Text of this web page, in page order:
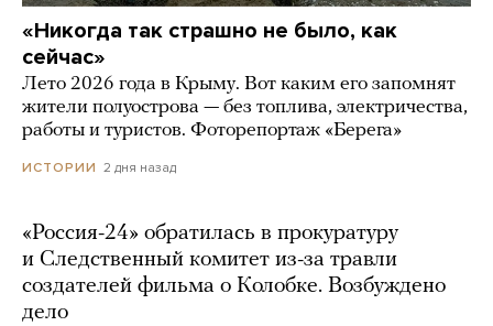
«Никогда так страшно не было, как
сейчас»
Лето 2026 года в Крыму. Вот каким его запомнят
жители полуострова — без топлива, электричества,
работы и туристов. Фоторепортаж «Берега»
ИСТОРИИ 2 дня назад
«Россия-24» обратилась в прокуратуру
и Следственный комитет из-за травли
создателей фильма о Колобке. Возбуждено
дело